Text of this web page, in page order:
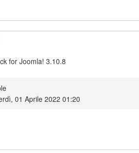
for Joomla! 3.10.8
01 Aprile 2022 01:20